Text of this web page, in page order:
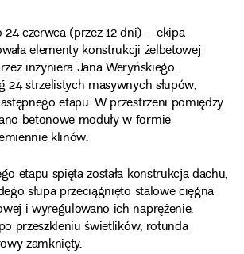
24 czerwca (przez 12 dni) – ekipa
elementy konstrukcji żelbetowej
inżyniera Jana Weryńskiego.
24 strzelistych masywnych słupów,
etapu. W przestrzeni pomiędzy
betonowe moduły w formie
klinów.
etapu spięta została konstrukcja dachu,
słupa przeciągnięto stalowe cięgna
i wyregulowano ich naprężenie.
przeszkleniu świetlików, rotunda
zamknięty.